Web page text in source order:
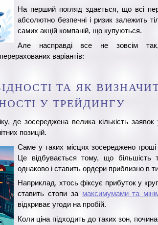
На перший погляд здається, що всі
абсолютно безпечні і ризик залежить
самих акцій компаній, що купуються.
Але насправді все не зовсім
варіантів:
ТА ЯК
У ТРЕЙДИНГУ
де зосереджена велика кількість заявок
позицій.
Саме у таких місцях зосереджено гроші
Це відбувається тому, що більшість
однаково і ставить ордери приблизно в
Наприклад, хтось фіксує прибуток у
ставить стопи за максимумами та
відкриває угоди на пробій.
Коли ціна підходить до таких зон,